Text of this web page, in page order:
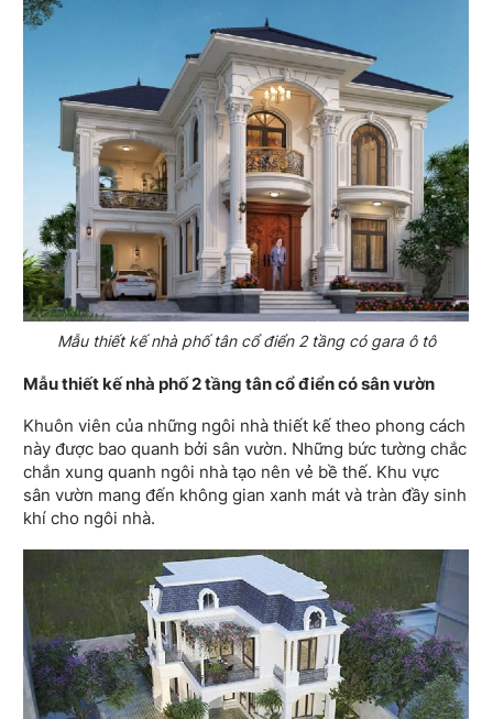
Mẫu thiết kế nhà phố tân cổ điển 2 tầng có gara ô tô
Mẫu thiết kế nhà phố 2 tầng tân cổ điển có sân vườn
Khuôn viên của những ngôi nhà thiết kế theo phong cách
này được bao quanh bởi sân vườn. Những bức tường chắc
chắn xung quanh ngôi nhà tạo nên vẻ bề thế. Khu vực
sân vườn mang đến không gian xanh mát và tràn đầy sinh
khí cho ngôi nhà.